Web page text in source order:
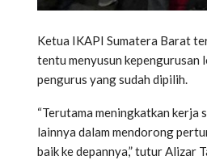
Ketua IKAPI Sumatera Barat
tentu menyusun kepengurusan
pengurus yang sudah dipilih.
“Terutama meningkatkan kerja
lainnya dalam mendorong
baik ke depannya,” tutur Alizar